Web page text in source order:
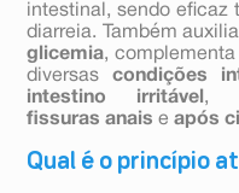
intestinal, sendo eficaz
diarreia. Também
glicemia,
diversascondições
intestino irritável ,
fissuras anais eapós
Qual é o princípio